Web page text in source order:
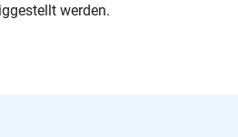
werden.